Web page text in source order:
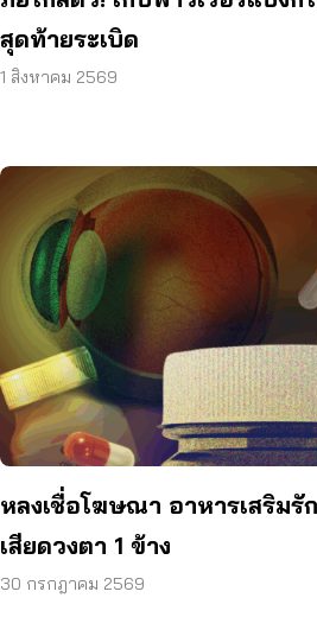
สุดท้ายระเบิด
1 สิงหาคม 2569
หลงเชื่อโฆษณา อาหารเสริม
เสียดวงตา 1 ข้าง
30 กรกฎาคม 2569